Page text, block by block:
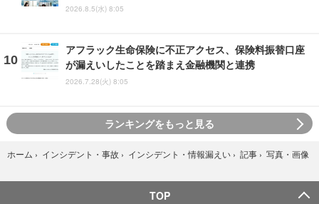
2026.8.5(水) 8:05
アフラック生命保険に不正アクセス、保険料振替口座
が漏えいしたことを踏まえ金融機関と連携
2026.7.28(火) 8:05
ランキングをもっと見る
ホーム › インシデント・事故 › インシデント・情報漏えい › 記事 › 写真・画像
TOP